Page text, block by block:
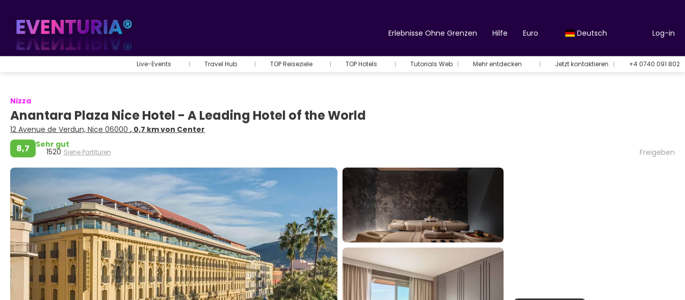
Erlebnisse Ohne Grenzen Hilfe Euro Deutsch Log-in
Live-Events Travel Hub TOP Reiseziele TOP Hotels Tutorials Web Mehr entdecken Jetzt kontaktieren +4 0740 091 802
Nizza
Anantara Plaza Nice Hotel - A Leading Hotel of the World
12 Avenue de Verdun, Nice 06000 , 0,7 km von Center
8,7 Sehr gut
1520 Siehe Partituren Freigeben